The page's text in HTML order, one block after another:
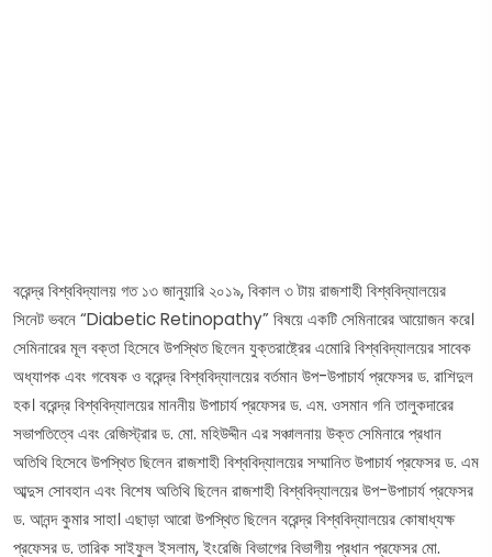
বরেন্দ্র বিশ্ববিদ্যালয় গত ১৩ জানুয়ারি ২০১৯, বিকাল ৩ টায় রাজশাহী বিশ্ববিদ্যালয়ের
সিনেট ভবনে “Diabetic Retinopathy” বিষয়ে একটি সেমিনারের আয়োজন করে।
সেমিনারের মূল বক্তা হিসেবে উপস্থিত ছিলেন যুক্তরাষ্ট্রের এমোরি বিশ্ববিদ্যালয়ের সাবেক
অধ্যাপক এবং গবেষক ও বরেন্দ্র বিশ্ববিদ্যালয়ের বর্তমান উপ-উপাচার্য প্রফেসর ড. রাশিদুল
হক। বরেন্দ্র বিশ্ববিদ্যালয়ের মাননীয় উপাচার্য প্রফেসর ড. এম. ওসমান গনি তালুকদারের
সভাপতিত্বে এবং রেজিস্ট্রার ড. মো. মহিউদ্দীন এর সঞ্চালনায় উক্ত সেমিনারে প্রধান
অতিথি হিসেবে উপস্থিত ছিলেন রাজশাহী বিশ্ববিদ্যালয়ের সম্মানিত উপাচার্য প্রফেসর ড. এম
আব্দুস সোবহান এবং বিশেষ অতিথি ছিলেন রাজশাহী বিশ্ববিদ্যালয়ের উপ-উপাচার্য প্রফেসর
ড. আনন্দ কুমার সাহা। এছাড়া আরো উপস্থিত ছিলেন বরেন্দ্র বিশ্ববিদ্যালয়ের কোষাধ্যক্ষ
প্রফেসর ড. তারিক সাইফুল ইসলাম, ইংরেজি বিভাগের বিভাগীয় প্রধান প্রফেসর মো.